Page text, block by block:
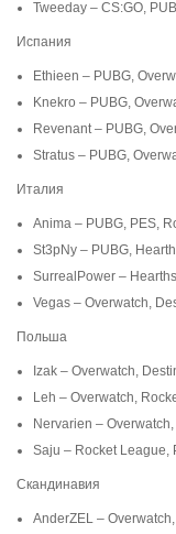
Tweeday – CS:GO,
Испания
Ethieen – PUBG,
Knekro – PUBG,
Revenant – PUBG,
Stratus – PUBG,
Италия
Anima – PUBG, PES,
St3pNy – PUBG,
SurrealPower –
Vegas – Overwatch,
Польша
Izak – Overwatch,
Leh – Overwatch,
Nervarien –
Saju – Rocket League,
Скандинавия
AnderZEL –